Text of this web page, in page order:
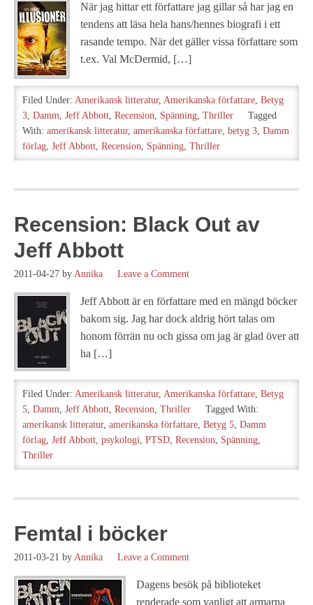
När jag hittar ett författare jag gillar så har jag en
tendens att läsa hela hans/hennes biografi i ett
rasande tempo. När det gäller vissa författare som
t.ex. Val McDermid, […]
Filed Under: Amerikansk litteratur, Amerikanska författare, Betyg
3, Damm, Jeff Abbott, Recension, Spänning, Thriller
Tagged
With: amerikansk litteratur, amerikanska författare, betyg 3, Damm
förlag, Jeff Abbott, Recension, Spänning, Thriller
Recension: Black Out av
Jeff Abbott
2011-04-27 by Annika Leave a Comment
Jeff Abbott är en författare med en mängd böcker
bakom sig. Jag har dock aldrig hört talas om
honom förrän nu och gissa om jag är glad över att
ha […]
Filed Under: Amerikansk litteratur, Amerikanska författare, Betyg
5, Damm, Jeff Abbott, Recension, Thriller
Tagged With:
amerikansk litteratur, amerikanska författare, Betyg 5, Damm
förlag, Jeff Abbott, psykologi, PTSD, Recension, Spänning,
Thriller
Femtal i böcker
2011-03-21 by Annika Leave a Comment
Dagens besök på biblioteket
renderade som vanligt att armarna